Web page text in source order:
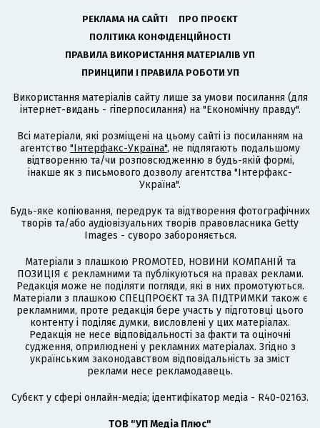
РЕКЛАМА НА САЙТІ
ПРО ПРОЄКТ
ПОЛІТИКА КОНФІДЕНЦІЙНОСТІ
ПРАВИЛА ВИКОРИСТАННЯ МАТЕРІАЛІВ УП
ПРИНЦИПИ І ПРАВИЛА РОБОТИ УП
Використання матеріалів сайту лише за умови посилання (для
інтернет-видань - гіперпосилання) на "Економічну правду".
Всі матеріали, які розміщені на цьому сайті із посиланням на
агентство "Інтерфакс-Україна", не підлягають подальшому
відтворенню та/чи розповсюдженню в будь-якій формі,
інакше як з письмового дозволу агентства "Інтерфакс-
Україна".
Будь-яке копіювання, передрук та відтворення фотографічних
творів та/або аудіовізуальних творів правовласника Getty
Images - суворо забороняється.
Матеріали з плашкою PROMOTED, НОВИНИ КОМПАНІЙ та
ПОЗИЦІЯ є рекламними та публікуються на правах реклами.
Редакція може не поділяти погляди, які в них промотуються.
Матеріали з плашкою СПЕЦПРОЄКТ та ЗА ПІДТРИМКИ також є
рекламними, проте редакція бере участь у підготовці цього
контенту і поділяє думки, висловлені у цих матеріалах.
Редакція не несе відповідальності за факти та оціночні
судження, оприлюднені у рекламних матеріалах. Згідно з
українським законодавством відповідальність за зміст
реклами несе рекламодавець.
Cубєкт у сфері онлайн-медіа; ідентифікатор медіа - R40-02163.
ТОВ "УП Медіа Плюс"